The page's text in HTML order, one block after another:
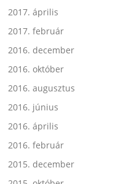
2017. április
2017. február
2016. december
2016. október
2016. augusztus
2016. június
2016. április
2016. február
2015. december